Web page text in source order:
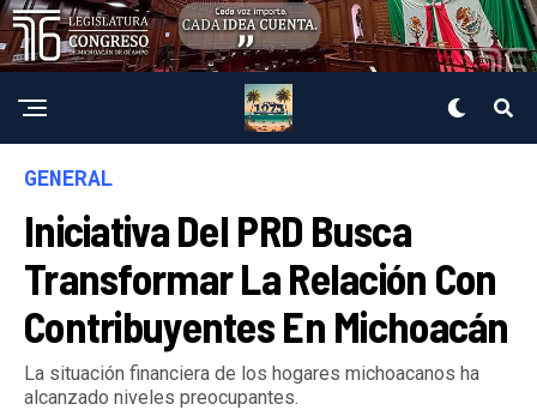
GENERAL
Iniciativa Del PRD Busca
Transformar La Relación Con
Contribuyentes En Michoacán
La situación financiera de los hogares michoacanos ha
alcanzado niveles preocupantes.